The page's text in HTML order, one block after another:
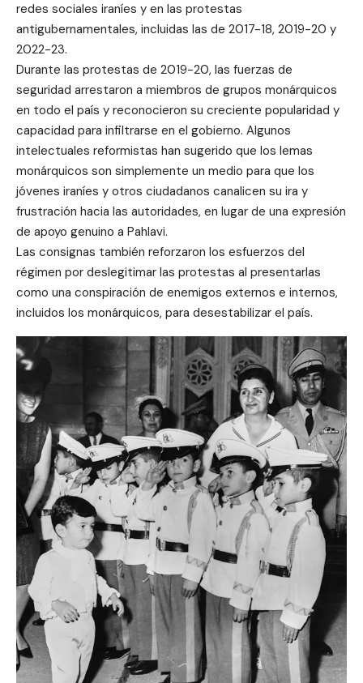
redes sociales iraníes y en las protestas
antigubernamentales, incluidas las de 2017-18, 2019-20 y
2022-23.
Durante las protestas de 2019-20, las fuerzas de
seguridad arrestaron a miembros de grupos monárquicos
en todo el país y reconocieron su creciente popularidad y
capacidad para infiltrarse en el gobierno. Algunos
intelectuales reformistas han sugerido que los lemas
monárquicos son simplemente un medio para que los
jóvenes iraníes y otros ciudadanos canalicen su ira y
frustración hacia las autoridades, en lugar de una expresión
de apoyo genuino a Pahlavi.
Las consignas también reforzaron los esfuerzos del
régimen por deslegitimar las protestas al presentarlas
como una conspiración de enemigos externos e internos,
incluidos los monárquicos, para desestabilizar el país.